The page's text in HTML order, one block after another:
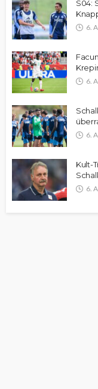
S04:
6.
6.
6.
Kult-
6.